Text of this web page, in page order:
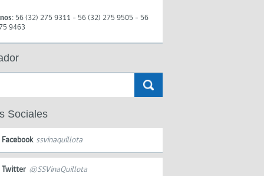
56 (32) 275 9311 - 56 (32) 275 9505 - 56
9463
Sociales
Facebook ssvinaquillota
Twitter @SSVinaQuillota